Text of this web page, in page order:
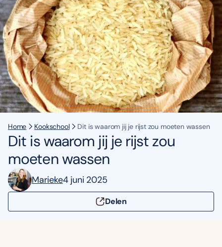
Home Kookschool Dit is waarom jij je rijst zou moeten wassen
Dit is waarom jij je rijst zou
moeten wassen
Marieke4 juni 2025
Delen